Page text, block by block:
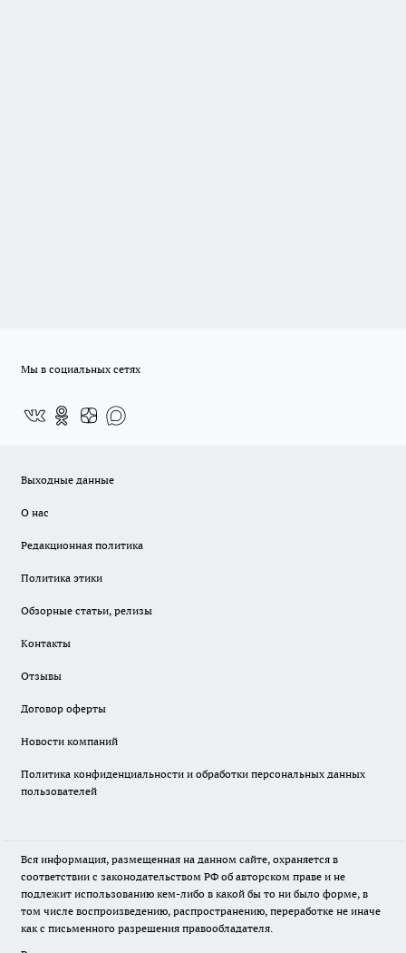
Мы в социальных сетях
Выходные данные
О нас
Редакционная политика
Политика этики
Обзорные статьи, релизы
Контакты
Отзывы
Договор оферты
Новости компаний
Политика конфиденциальности и обработки персональных данных
пользователей
Вся информация, размещенная на данном сайте, охраняется в
соответствии с законодательством РФ об авторском праве и не
подлежит использованию кем-либо в какой бы то ни было форме, в
том числе воспроизведению, распространению, переработке не иначе
как с письменного разрешения правообладателя.